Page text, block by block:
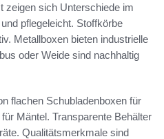
zeigen sich Unterschiede im
pflegeleicht. Stoffkörbe
Metallboxen bieten industrielle
oder Weide sind nachhaltig
flachen Schubladenboxen für
Mäntel. Transparente Behälter
Qualitätsmerkmale sind